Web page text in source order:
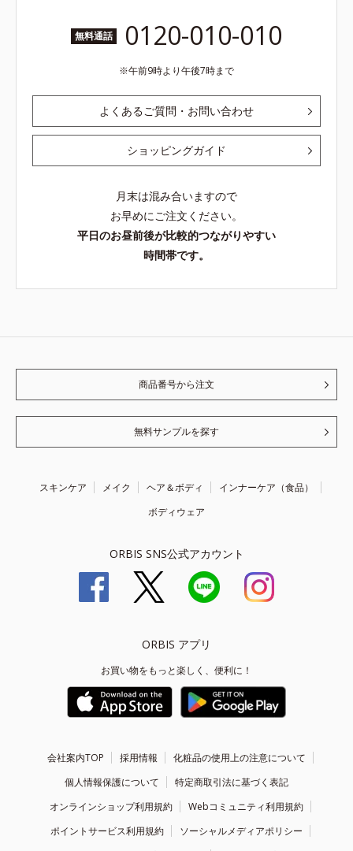
無料通話 0120-010-010
午前9時より午後7時まで
よくあるご質問・お問い合わせ
ショッピングガイド
月末は混み合いますので
お早めにご注文ください。
平日のお昼前後が比較的つながりやすい
時間帯です。
商品番号から注文
無料サンプルを探す
スキンケア メイク ヘア＆ボディ
インナーケア（食品）
ボディウェア
ORBIS SNS公式アカウント
ORBIS アプリ
お買い物をもっと楽しく、便利に！
会社案内TOP 採用情報
化粧品の使用上の注意について
個人情報保護について
特定商取引法に基づく表記
オンラインショップ利用規約
Webコミュニティ利用規約
ポイントサービス利用規約
ソーシャルメディアポリシー